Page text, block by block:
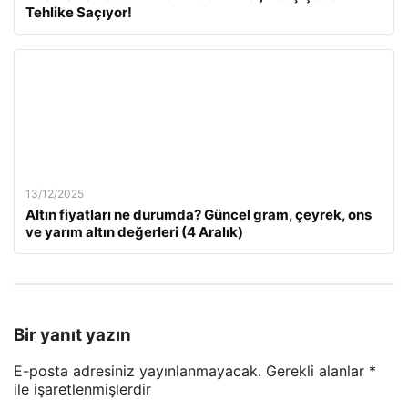
Tehlike Saçıyor!
13/12/2025
Altın fiyatları ne durumda? Güncel gram, çeyrek, ons
ve yarım altın değerleri (4 Aralık)
Bir yanıt yazın
E-posta adresiniz yayınlanmayacak. Gerekli alanlar *
ile işaretlenmişlerdir